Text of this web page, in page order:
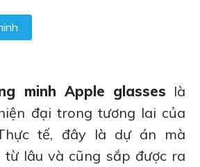
minh Apple glasses là
đại trong tương lai của
tế, đây là dự án mà
lâu và cũng sắp được ra